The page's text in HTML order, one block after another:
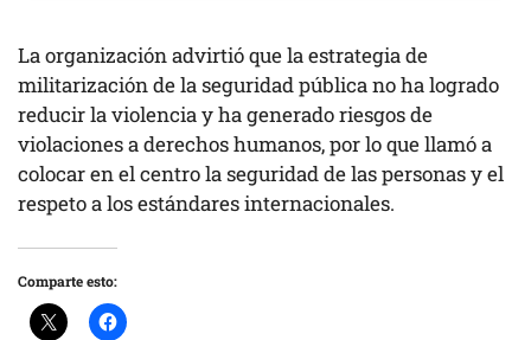
La organización advirtió que la estrategia de
militarización de la seguridad pública no ha logrado
reducir la violencia y ha generado riesgos de
violaciones a derechos humanos, por lo que llamó a
colocar en el centro la seguridad de las personas y el
respeto a los estándares internacionales.
Comparte esto: